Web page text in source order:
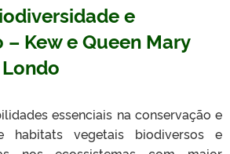
e
Kew e Queen Mary
essenciais na conservação e
habitats vegetais biodiversos e